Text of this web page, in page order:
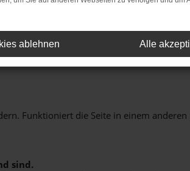
Funktioniert die Seite in einem
sind.
ablehnen Alle